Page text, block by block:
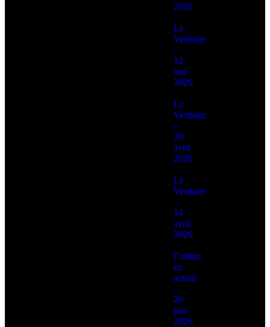
2026
Le
Vestiaire
–
12
mai
2026
Le
Vestiaire
–
28
avril
2026
Le
Vestiaire
–
14
avril
2026
Culture
en
action
–
20
juin
2026